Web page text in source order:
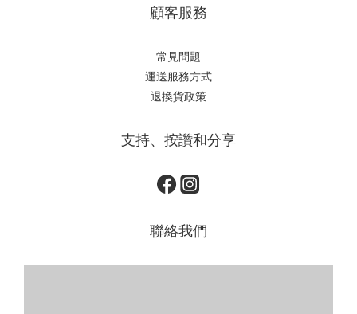
顧客服務
常見問題
運送服務方式
退換貨政策
支持、按讚和分享
聯絡我們